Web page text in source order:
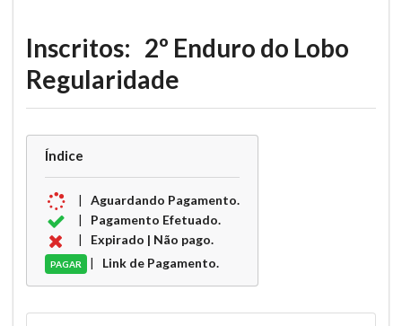
Inscritos: 2º Enduro do Lobo
Regularidade
Índice
|Aguardando Pagamento.
| Pagamento Efetuado.
| Expirado | Não pago.
PAGAR | Link de Pagamento.